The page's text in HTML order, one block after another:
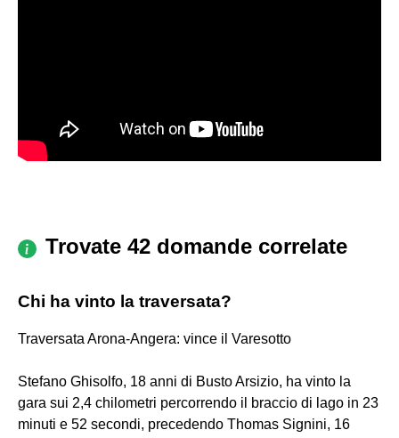
Trovate 42 domande correlate
Chi ha vinto la traversata?
Traversata Arona-Angera: vince il Varesotto
Stefano Ghisolfo, 18 anni di Busto Arsizio, ha vinto la
gara sui 2,4 chilometri percorrendo il braccio di lago in 23
minuti e 52 secondi, precedendo Thomas Signini, 16